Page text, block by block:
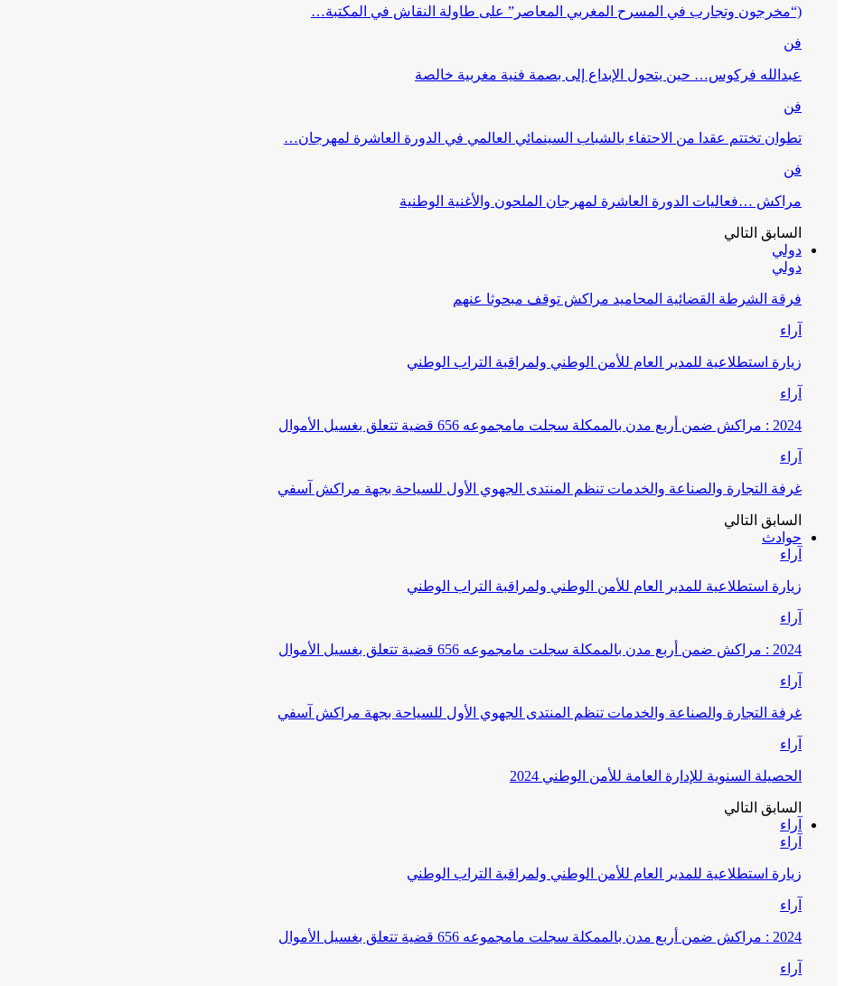
(“مخرجون وتجارب في المسرح المغربي المعاصر” على طاولة النقاش في المكتبة…
فن
عبدالله فركوس… حين يتحول الإبداع إلى بصمة فنية مغربية خالصة
فن
تطوان تختتم عقدا من الاحتفاء بالشباب السينمائي العالمي في الدورة العاشرة لمهرجان…
فن
مراكش …فعاليات الدورة العاشرة لمهرجان الملحون والأغنية الوطنية
السابق التالي
دولي
دولي
فرقة الشرطة القضائية المحاميد مراكش توقف مبحوثا عنهم
آراء
زيارة استطلاعية للمدير العام للأمن الوطني ولمراقبة التراب الوطني
آراء
2024 : مراكش ضمن أربع مدن بالممكلة سجلت مامجموعه 656 قضية تتعلق بغسيل الأموال
آراء
غرفة التجارة والصناعة والخدمات تنظم المنتدى الجهوي الأول للسياحة بجهة مراكش آسفي
السابق التالي
حوادث
آراء
زيارة استطلاعية للمدير العام للأمن الوطني ولمراقبة التراب الوطني
آراء
2024 : مراكش ضمن أربع مدن بالممكلة سجلت مامجموعه 656 قضية تتعلق بغسيل الأموال
آراء
غرفة التجارة والصناعة والخدمات تنظم المنتدى الجهوي الأول للسياحة بجهة مراكش آسفي
آراء
الحصيلة السنوية للإدارة العامة للأمن الوطني 2024
السابق التالي
آراء
آراء
زيارة استطلاعية للمدير العام للأمن الوطني ولمراقبة التراب الوطني
آراء
2024 : مراكش ضمن أربع مدن بالممكلة سجلت مامجموعه 656 قضية تتعلق بغسيل الأموال
آراء